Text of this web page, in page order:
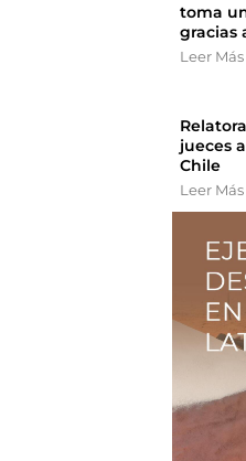
toma
gracias
Leer Más
jueces
Chile
Leer Más